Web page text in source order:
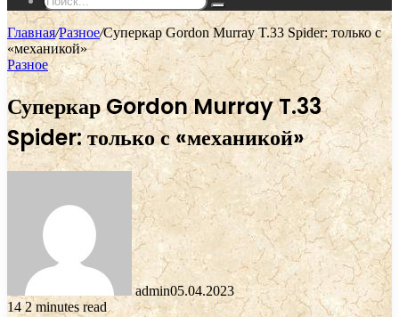
Поиск...
Главная/Разное/Суперкар Gordon Murray T.33 Spider: только с
«механикой»
Разное
Суперкар Gordon Murray T.33
Spider: только с «механикой»
admin05.04.2023
142 minutes read